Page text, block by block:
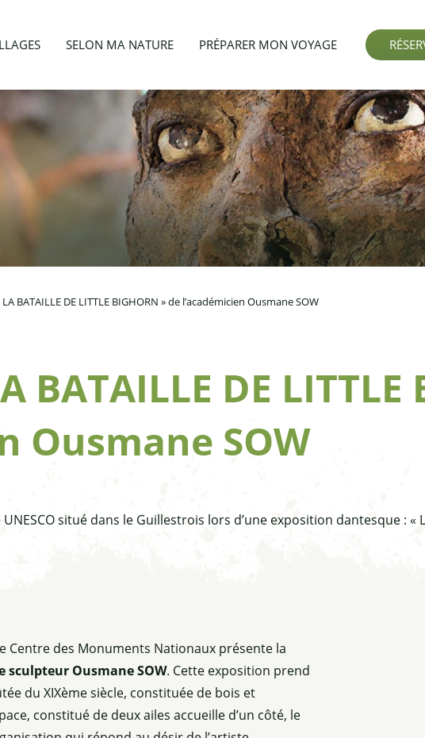
SELON MA NATURE PRÉPARER MON VOYAGE
LA BATAILLE DE LITTLE BIGHORN » de l’académicien Ousmane SOW
BATAILLE DE LITTLE
Ousmane SOW
situé dans le Guillestrois lors d’une exposition dantesque : «
Centre des Monuments Nationaux présente la
sculpteur Ousmane SOW. Cette exposition prend
du XIXème siècle, constituée de bois et
constitué de deux ailes accueille d’un côté, le